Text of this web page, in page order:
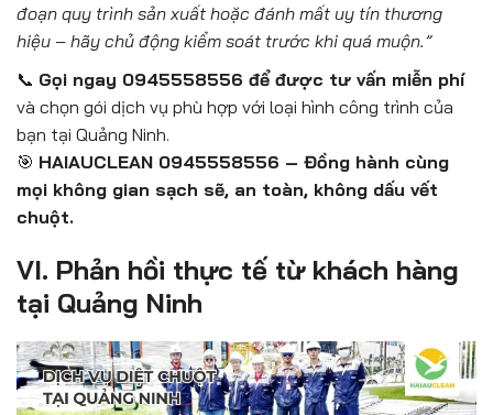
đoạn quy trình sản xuất hoặc đánh mất uy tín thương
hiệu – hãy chủ động kiểm soát trước khi quá muộn.”
📞 Gọi ngay 0945558556 để được tư vấn miễn phí
và chọn gói dịch vụ phù hợp với loại hình công trình của
bạn tại Quảng Ninh.
🎯 HAIAUCLEAN 0945558556 – Đồng hành cùng
mọi không gian sạch sẽ, an toàn, không dấu vết
chuột.
VI. Phản hồi thực tế từ khách hàng
tại Quảng Ninh